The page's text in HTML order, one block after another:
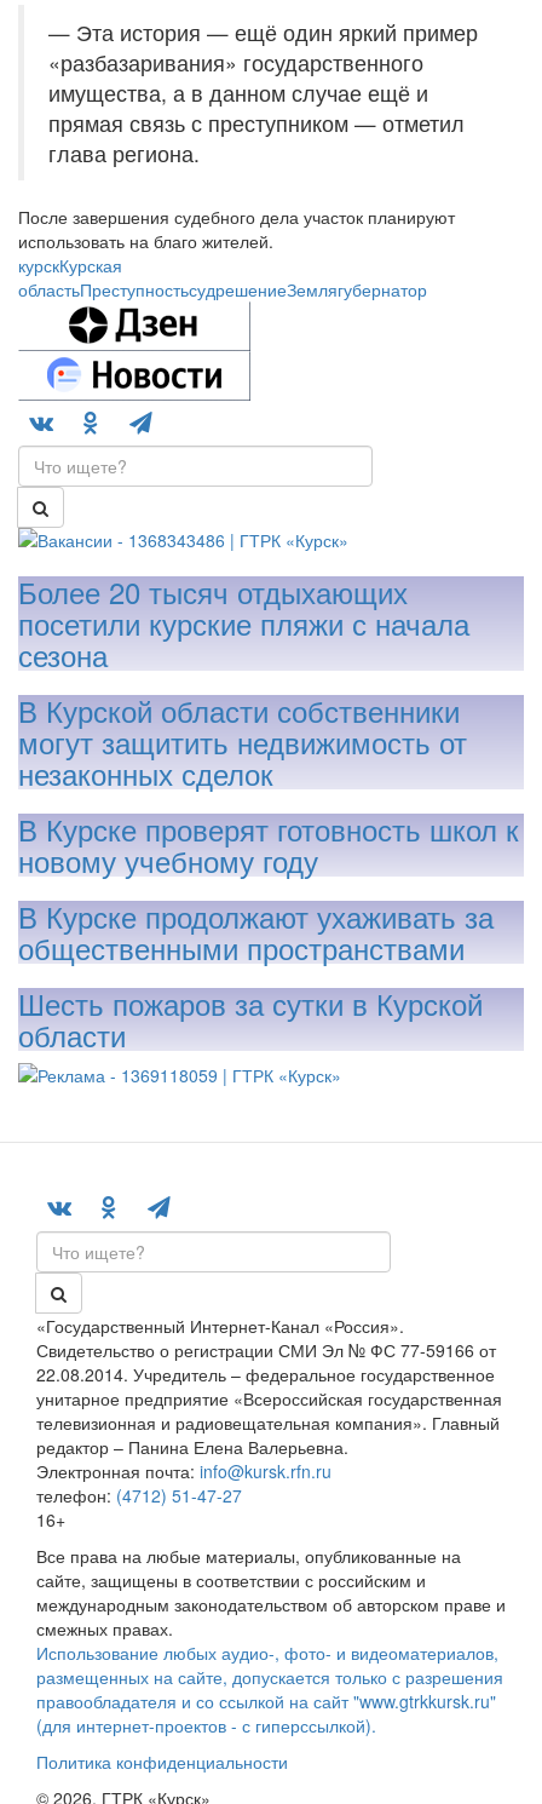
— Эта история — ещё один яркий пример
«разбазаривания» государственного
имущества, а в данном случае ещё и
прямая связь с преступником — отметил
глава региона.
После завершения судебного дела участок планируют
использовать на благо жителей.
курскКурская
областьПреступностьсудрешениеЗемлягубернатор
Более 20 тысяч отдыхающих
посетили курские пляжи с начала
сезона
В Курской области собственники
могут защитить недвижимость от
незаконных сделок
В Курске проверят готовность школ к
новому учебному году
В Курске продолжают ухаживать за
общественными пространствами
Шесть пожаров за сутки в Курской
области
«Государственный Интернет-Канал «Россия».
Свидетельство о регистрации СМИ Эл № ФС 77-59166 от
22.08.2014. Учредитель – федеральное государственное
унитарное предприятие «Всероссийская государственная
телевизионная и радиовещательная компания». Главный
редактор – Панина Елена Валерьевна.
Электронная почта: info@kursk.rfn.ru
телефон: (4712) 51-47-27
16+
Все права на любые материалы, опубликованные на
сайте, защищены в соответствии с российским и
международным законодательством об авторском праве и
смежных правах.
Использование любых аудио-, фото- и видеоматериалов,
размещенных на сайте, допускается только с разрешения
правообладателя и со ссылкой на сайт "www.gtrkkursk.ru"
(для интернет-проектов - с гиперссылкой).
Политика конфиденциальности
© 2026, ГТРК «Курск»